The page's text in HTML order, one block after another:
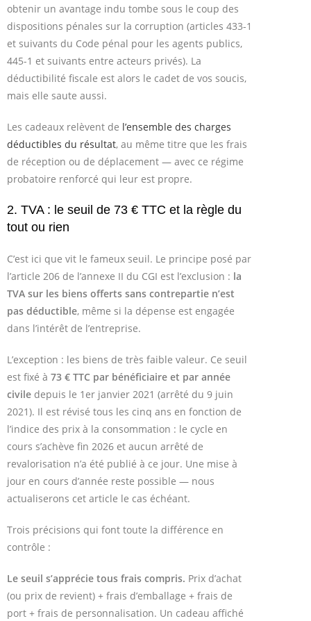
obtenir un avantage indu tombe sous le coup des
dispositions pénales sur la corruption (articles 433-1
et suivants du Code pénal pour les agents publics,
445-1 et suivants entre acteurs privés). La
déductibilité fiscale est alors le cadet de vos soucis,
mais elle saute aussi.
Les cadeaux relèvent de l’ensemble des charges
déductibles du résultat, au même titre que les frais
de réception ou de déplacement — avec ce régime
probatoire renforcé qui leur est propre.
2. TVA : le seuil de 73 € TTC et la règle du
tout ou rien
C’est ici que vit le fameux seuil. Le principe posé par
l’article 206 de l’annexe II du CGI est l’exclusion : la
TVA sur les biens offerts sans contrepartie n’est
pas déductible, même si la dépense est engagée
dans l’intérêt de l’entreprise.
L’exception : les biens de très faible valeur. Ce seuil
est fixé à 73 € TTC par bénéficiaire et par année
civile depuis le 1er janvier 2021 (arrêté du 9 juin
2021). Il est révisé tous les cinq ans en fonction de
l’indice des prix à la consommation : le cycle en
cours s’achève fin 2026 et aucun arrêté de
revalorisation n’a été publié à ce jour. Une mise à
jour en cours d’année reste possible — nous
actualiserons cet article le cas échéant.
Trois précisions qui font toute la différence en
contrôle :
Le seuil s’apprécie tous frais compris. Prix d’achat
(ou prix de revient) + frais d’emballage + frais de
port + frais de personnalisation. Un cadeau affiché